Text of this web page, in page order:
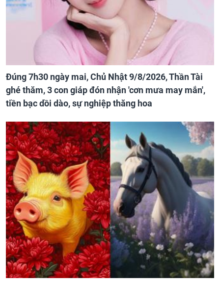
Đúng 7h30 ngày mai, Chủ Nhật 9/8/2026, Thần Tài
ghé thăm, 3 con giáp đón nhận 'cơn mưa may mắn',
tiền bạc dồi dào, sự nghiệp thăng hoa